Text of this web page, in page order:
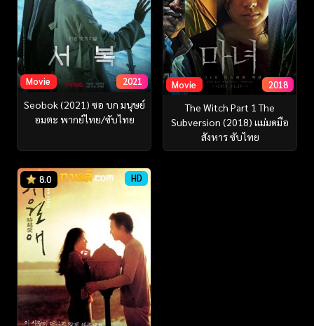
Movie 2021
Seobok (2021) ซอ บก มนุษย์
อมตะ พากย์ไทย/ซับไทย
Movie 2018
The Witch Part 1 The
Subversion (2018) แม่มดมือ
สังหาร ซับไทย
8.0 HD